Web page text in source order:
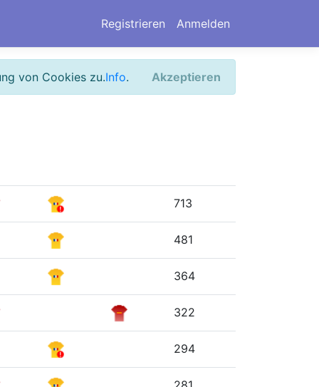
Registrieren Anmelden
von Cookies zu.Info. Akzeptieren
713
481
364
322
294